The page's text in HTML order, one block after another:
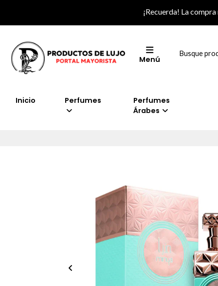
¡Recuerda! La
Menú
Inicio Perfumes
Perfumes
Árabes